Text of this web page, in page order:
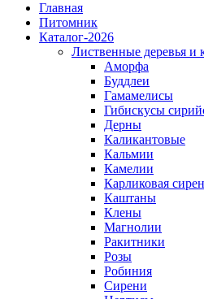
Главная
Питомник
Каталог-2026
Лиственные деревья и
Аморфа
Буддлеи
Гамамелисы
Гибискусы
Дерны
Каликантовые
Кальмии
Камелии
Карликовая
Каштаны
Клены
Магнолии
Ракитники
Розы
Робиния
Сирени